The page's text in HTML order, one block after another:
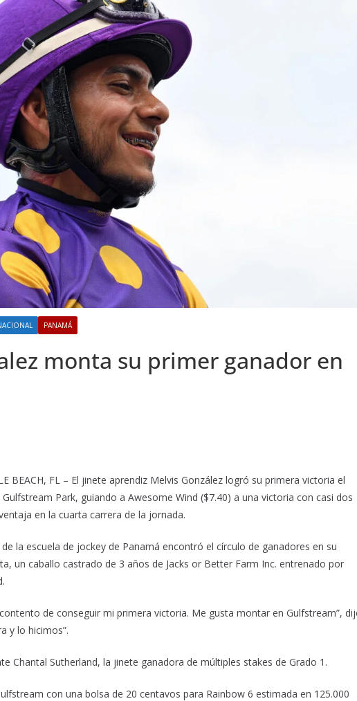
PANAMÁ
monta su primer ganador en
BEACH, FL – El jinete aprendiz Melvis González logró su primera victoria el
Park, guiando a Awesome Wind ($7.40) a una victoria con casi dos
en la cuarta carrera de la jornada.
de la escuela de jockey de Panamá encontró el círculo de ganadores en su
un caballo castrado de 3 años de Jacks or Better Farm Inc. entrenado por
de conseguir mi primera victoria. Me gusta montar en Gulfstream”,
y lo hicimos”.
Chantal Sutherland, la jinete ganadora de múltiples stakes de Grado 1.
con una bolsa de 20 centavos para Rainbow 6 estimada en 125.000